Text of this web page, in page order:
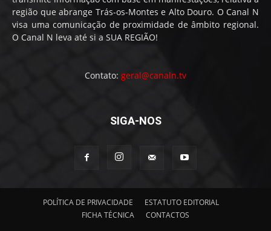
região que abrange Trás-os-Montes e Alto Douro. O Canal N
visa uma comunicação de proximidade de âmbito regional.
O Canal N leva até si a SUA REGIÃO!
Contato: geral@canaln.tv
SIGA-NOS
POLÍTICA DE PRIVACIDADE
ESTATUTO EDITORIAL
FICHA TÉCNICA
CONTACTOS